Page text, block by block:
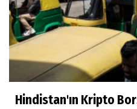
Hindistan'ın Kripto